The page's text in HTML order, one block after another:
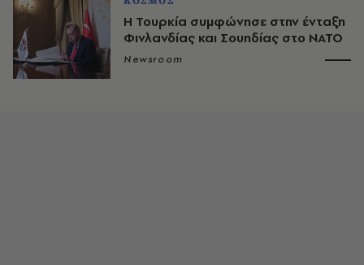
Η Τουρκία συμφώνησε στην ένταξη
Φινλανδίας και Σουηδίας στο ΝΑΤΟ
Newsroom